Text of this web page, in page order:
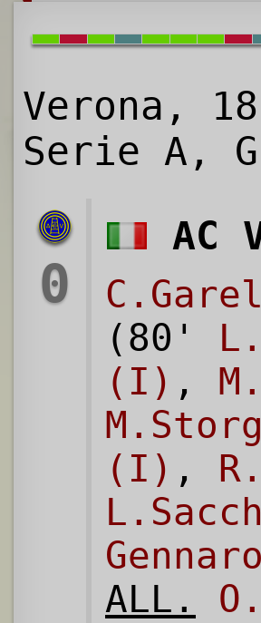
Verona,
Serie A,
0
AC
(80'
(I) ,
(I) ,
Gennaro
ALL.